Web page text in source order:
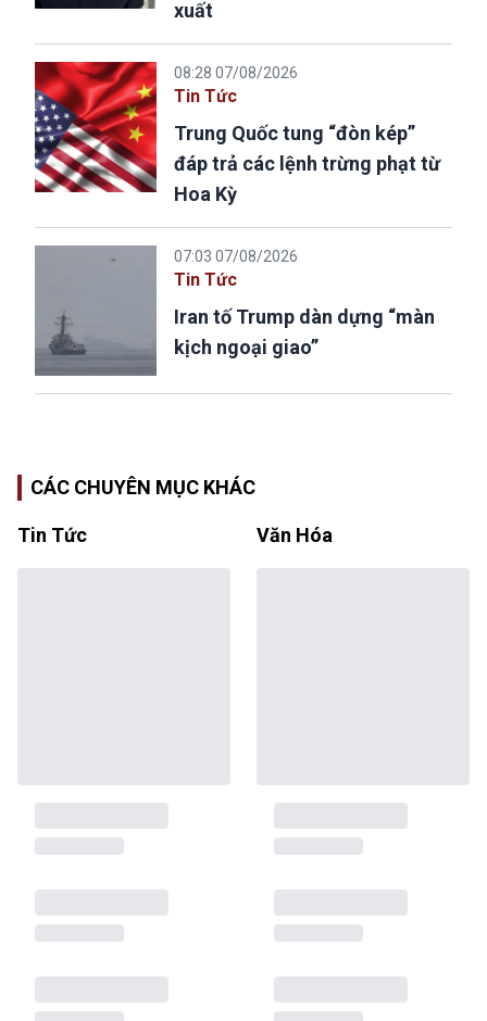
xuất
08:28 07/08/2026
Tin Tức
Trung Quốc tung “đòn kép”
đáp trả các lệnh trừng phạt từ
Hoa Kỳ
07:03 07/08/2026
Tin Tức
Iran tố Trump dàn dựng “màn
kịch ngoại giao”
CÁC CHUYÊN MỤC KHÁC
Tin Tức Văn Hóa